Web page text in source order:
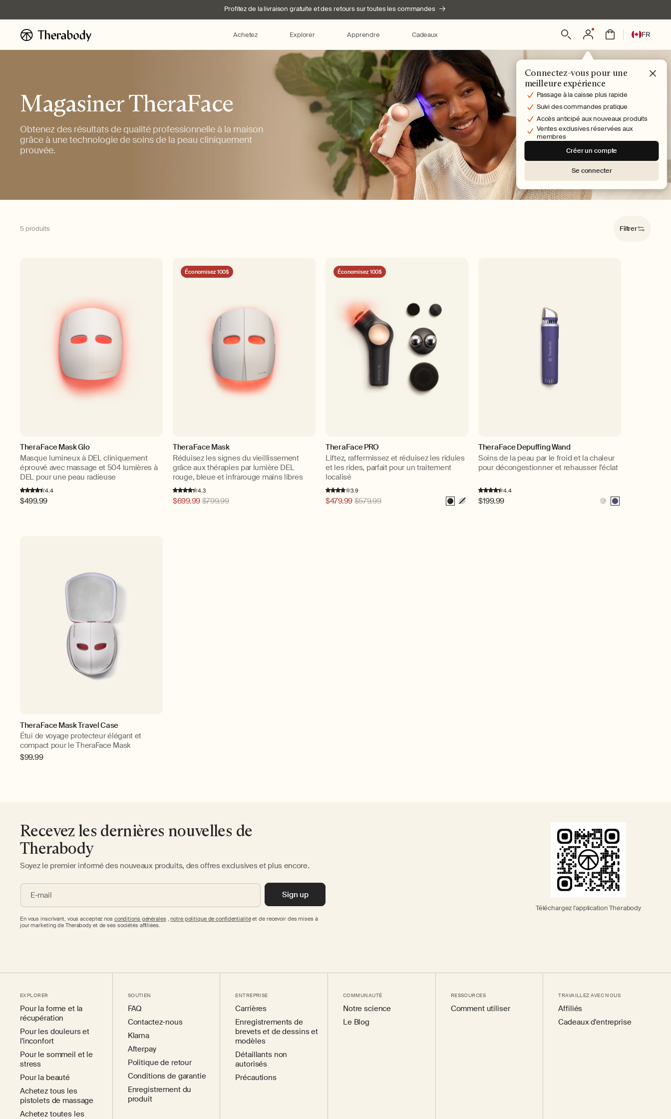
contenu
Profitez de la livraison gratuite et des retours sur toutes les commandes
Achetez Explorer Apprendre Cadeaux Connexion
Connectez-vous pour une
meilleure expérience
Passage à la caisse plus rapide
Suivi des commandes pratique
Accès anticipé aux nouveaux produits
Ventes exclusives réservées aux
membres
Créer un compte
Se connecter
Panier
L
a
n
FR
Magasiner TheraFace
Obtenez des résultats de qualité professionnelle à la maison
grâce à une technologie de soins de la peau cliniquement
prouvée.
5 produits Filtrer
TheraFace Mask Glo
Masque lumineux à DEL cliniquement
éprouvé avec massage et 504 lumières à
DEL pour une peau radieuse
4.4
Prix
$499.99
Économisez 100$
TheraFace Mask
Réduisez les signes du vieillissement
grâce aux thérapies par lumière DEL
rouge, bleue et infrarouge mains libres
4.3
Prix
$699.99$799.99
Économisez 100$
TheraFace PRO
Liftez, raffermissez et réduisez les ridules
et les rides, parfait pour un traitement
localisé
3.9
Prix
$479.99$579.99
TheraFace Depuffing Wand
Soins de la peau par le froid et la chaleur
pour décongestionner et rehausser l'éclat
4.4
Prix
$199.99
TheraFace Mask Travel Case
Étui de voyage protecteur élégant et
compact pour le TheraFace Mask
Prix
$99.99
Recevez les dernières nouvelles de
Therabody
Soyez le premier informé des nouveaux produits, des offres exclusives et plus encore.
E-mail Sign up
En vous inscrivant, vous acceptez nos conditions générales,notre politique de confidentialitéet de recevoir des mises à
jour marketing de Therabody et de ses sociétés affiliées.
Téléchargez l'application Therabody
EXPLORER
Pour la forme et la
récupération
Pour les douleurs et
l'inconfort
Pour le sommeil et le
stress
Pour la beauté
Achetez tous les
pistolets de massage
Achetez toutes les
SOUTIEN
FAQ
Contactez-nous
Klarna
Afterpay
Politique de retour
Conditions de garantie
Enregistrement du
produit
ENTREPRISE
Carrières
Enregistrements de
brevets et de dessins et
modèles
Détaillants non
autorisés
Précautions
COMMUNAUTÉ
Notre science
Le Blog
RESSOURCES
Comment utiliser
TRAVAILLEZ AVEC NOUS
Affiliés
Cadeaux d'entreprise